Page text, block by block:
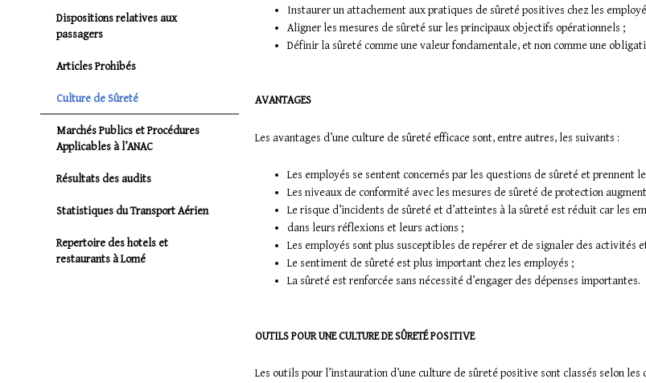
Dispositions relatives aux
passagers
Articles Prohibés
Culture de Sûreté
Marchés Publics et Procédures
Applicables à l’ANAC
Résultats des audits
Statistiques du Transport Aérien
Repertoire des hotels et
restaurants à Lomé
Instaurer un attachement aux pratiques de sûreté positives chez les
Aligner les mesures de sûreté sur les principaux objectifs opérationnels ;
Définir la sûreté comme une valeur fondamentale, et non comme une
AVANTAGES
Les avantages d’une culture de sûreté efficace sont, entre autres, les suivants :
Les employés se sentent concernés par les questions de sûreté et prennent
Les niveaux de conformité avec les mesures de sûreté de protection
Le risque d’incidents de sûreté et d’atteintes à la sûreté est réduit car les
dans leurs réflexions et leurs actions ;
Les employés sont plus susceptibles de repérer et de signaler des activités
Le sentiment de sûreté est plus important chez les employés ;
La sûreté est renforcée sans nécessité d’engager des dépenses importantes.
OUTILS POUR UNE CULTURE DE SÛRETÉ POSITIVE
Les outils pour l’instauration d’une culture de sûreté positive sont classés selon